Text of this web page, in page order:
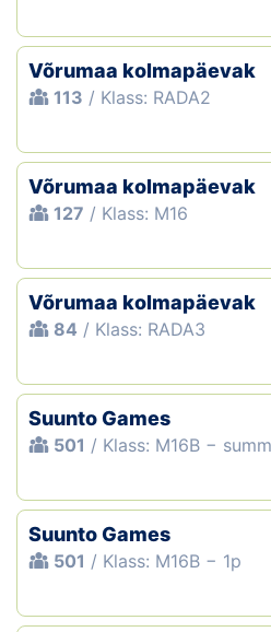
Tulemused
Dokumendid
Suletud maastikud
Ajalugu
Võrumaa kolmapäevak
113 / Klass: RADA2
Võrumaa kolmapäevak
127 / Klass: M16
Võrumaa kolmapäevak
84 / Klass: RADA3
Suunto Games
501 / Klass: M16B −
Suunto Games
501 / Klass: M16B − 1p